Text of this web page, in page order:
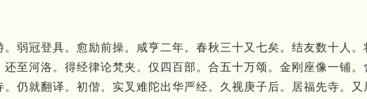
弱冠登具。 愈励前操。 咸亨二年。 春秋三十又七矣。 结友数十人。
还至河洛。 得经律论梵夹。 仅四百部。 合五十万颂。 金刚座像一铺。
仍就翻译。 初偕。 实叉难陀出华严经。 久视庚子后。 居福先寺。 又